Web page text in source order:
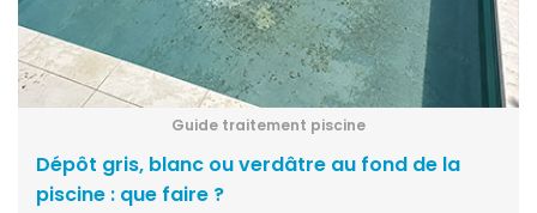
Guide traitement piscine
Dépôt gris, blanc ou verdâtre au fond de la
piscine : que faire ?